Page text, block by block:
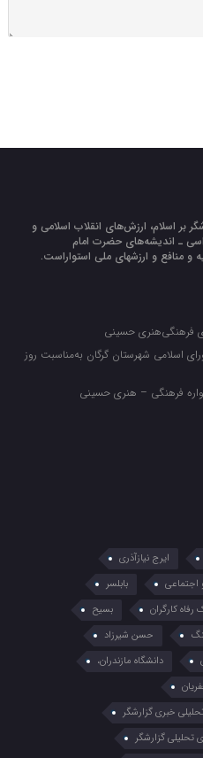
بر اسلام، ارزش‌هاي انقلاب اسلامي و
ـ انديشه‌هاي حضرت امام
و منافع و ارزشهاي ملي استواراست.
فرهنگی‌هنری حسینی
اسلامی شهرستان گرگان به‌مناسبت روز
فرهنگی‌ – هنری حسینی
ایرج نیازآذری
اجتماعی
بابلسر
رفاه کارگران
بسیح
حسن شیرزاد
دانشگاه مازندران،
خبری گزارشگر
تحلیلی گزارشگر